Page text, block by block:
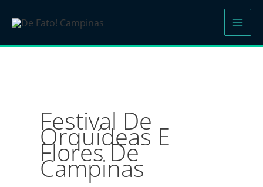
para
Festival De
Orquídeas E
Flores De
Campinas